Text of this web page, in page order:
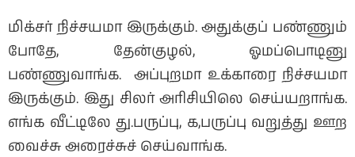
மிக்சர் நிச்சயமா இருக்கும். அதுக்குப் பண்ணும்
போதே, தேன்குழல், ஓமப்பொடினு
பண்ணுவாங்க. அப்புறமா உக்காரை நிச்சயமா
இருக்கும். இது சிலர் அரிசியிலெ செய்யறாங்க.
எங்க வீட்டிலே து.பருப்பு, க,பருப்பு வறுத்து ஊற
வைச்சு அரைச்சுச் செய்வாங்க.